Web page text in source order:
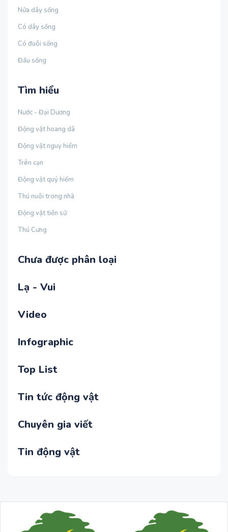
Nửa dây sống
Có dây sống
Có đuôi sống
Đầu sống
Tìm hiểu
Nước - Đại Dương
Động vật hoang dã
Động vật nguy hiểm
Trên cạn
Động vật quý hiếm
Thú nuôi trong nhà
Động vật tiền sử
Thú Cưng
Chưa được phân loại
Lạ - Vui
Video
Infographic
Top List
Tin tức động vật
Chuyên gia viết
Tin động vật